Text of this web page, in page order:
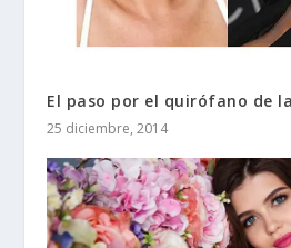
El paso por el quirófano de
25 diciembre, 2014